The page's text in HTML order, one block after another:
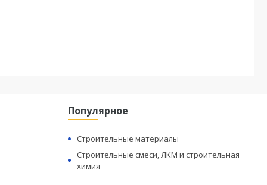
Популярное
Строительные материалы
Строительные смеси, ЛКМ и строительная
химия